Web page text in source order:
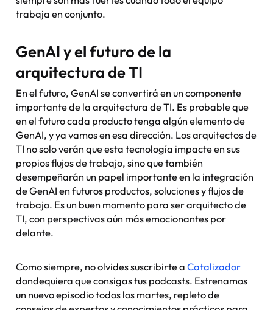
trabaja en conjunto.
GenAI y el futuro de la
arquitectura de TI
En el futuro, GenAI se convertirá en un componente
importante de la arquitectura de TI. Es probable que
en el futuro cada producto tenga algún elemento de
GenAI, y ya vamos en esa dirección. Los arquitectos de
TI no solo verán que esta tecnología impacte en sus
propios flujos de trabajo, sino que también
desempeñarán un papel importante en la integración
de GenAI en futuros productos, soluciones y flujos de
trabajo. Es un buen momento para ser arquitecto de
TI, con perspectivas aún más emocionantes por
delante.
Como siempre, no olvides suscribirte a Catalizador
dondequiera que consigas tus podcasts. Estrenamos
un nuevo episodio todos los martes, repleto de